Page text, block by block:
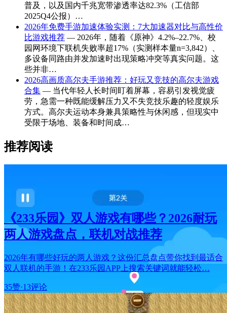
普及，以及国内千兆宽带渗透率达82.3%（工信部
2025Q4公报）…
2026年免费手游加速体验实测：7大加速器对比与高性价
比游戏推荐 — 2026年，随着《原神》4.2%–22.7%、校
园网环境下联机失败率超17%（实测样本量n=3,842）、
多设备同路由并发加速时出现策略冲突等真实问题。这
些并非…
2026高画质高尔夫手游推荐：好玩又竞技的高尔夫游戏
合集 — 当代年轻人长时间盯着屏幕，容易引发视觉疲
劳，急需一种既能缓解压力又不失竞技乐趣的轻度娱乐
方式。高尔夫运动本身兼具策略性与休闲感，但现实中
受限于场地、装备和时间成…
推荐阅读
《233乐园》双人游戏有哪些？2026耐玩
两人游戏盘点，联机对战推荐
2026年有哪些好玩的两人游戏？这份汇总盘点带你找到最适合
双人联机的手游！在233乐园APP上搜索关键词就能轻松…
35赞·13评论